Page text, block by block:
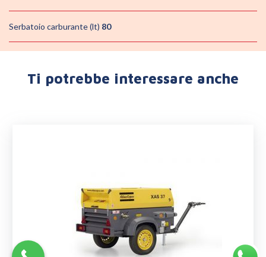
Serbatoio carburante (lt) 80
Ti potrebbe interessare anche